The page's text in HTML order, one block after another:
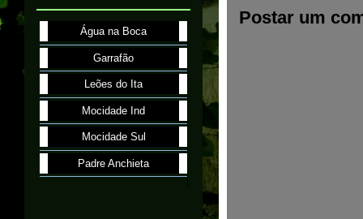
Postar um
Água na Boca
Garrafão
Leões do Ita
Mocidade Ind
Mocidade Sul
Padre Anchieta